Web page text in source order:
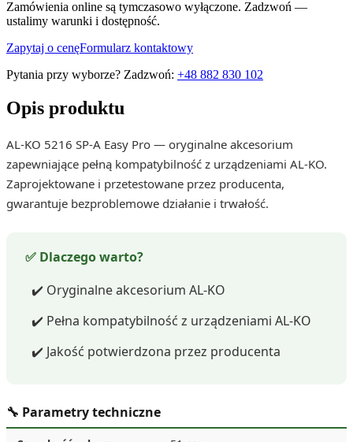
Zamówienia online są tymczasowo wyłączone. Zadzwoń —
ustalimy warunki i dostępność.
Zapytaj o cenęFormularz kontaktowy
Pytania przy wyborze? Zadzwoń: +48 882 830 102
Opis produktu
AL-KO 5216 SP-A Easy Pro — oryginalne akcesorium
zapewniające pełną kompatybilność z urządzeniami AL-KO.
Zaprojektowane i przetestowane przez producenta,
gwarantuje bezproblemowe działanie i trwałość.
✅ Dlaczego warto?
✔️ Oryginalne akcesorium AL-KO
✔️ Pełna kompatybilność z urządzeniami AL-KO
✔️ Jakość potwierdzona przez producenta
🔧 Parametry techniczne